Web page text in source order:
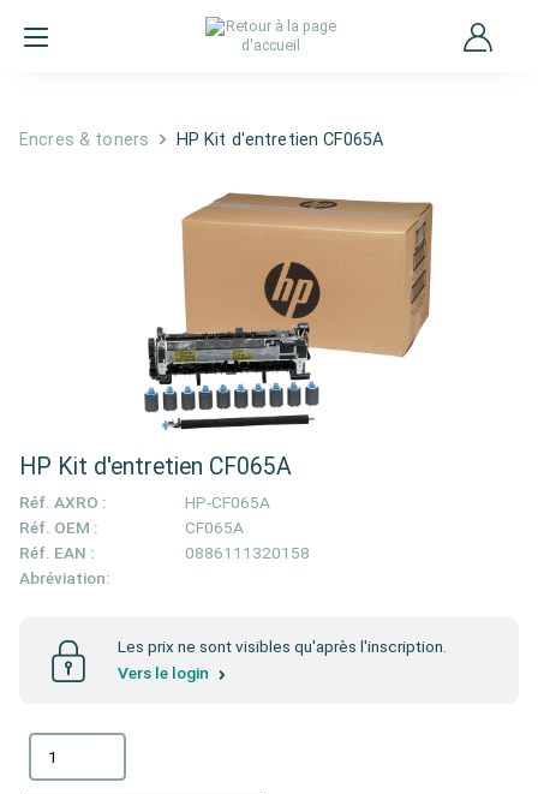
Encres & toners HP Kit d'entretien CF065A
HP Kit d'entretien CF065A
Réf. AXRO :
HP-CF065A
Réf. OEM :
CF065A
Réf. EAN :
0886111320158
Abréviation:
Les prix ne sont visibles qu'après l'inscription.
Vers le login